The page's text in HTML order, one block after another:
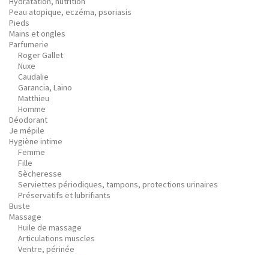
Peau atopique, eczéma, psoriasis
Pieds
Mains et ongles
Parfumerie
Roger Gallet
Nuxe
Caudalie
Garancia, Laino
Matthieu
Homme
Déodorant
Je mépile
Hygiène intime
Femme
Fille
Sècheresse
Serviettes périodiques, tampons, protections urinaires
Préservatifs et lubrifiants
Buste
Massage
Huile de massage
Articulations muscles
Ventre, périnée